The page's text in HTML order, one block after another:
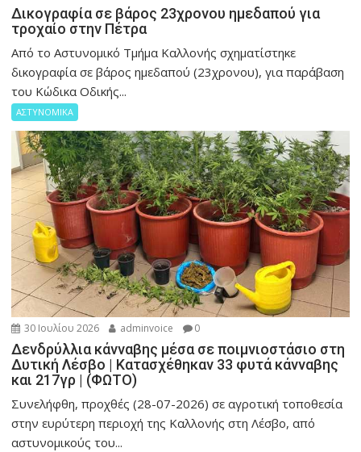
Δικογραφία σε βάρος 23χρονου ημεδαπού για
τροχαίο στην Πέτρα
Από το Αστυνομικό Τμήμα Καλλονής σχηματίστηκε
δικογραφία σε βάρος ημεδαπού (23χρονου), για παράβαση
του Κώδικα Οδικής...
ΑΣΤΥΝΟΜΙΚΑ
30 Ιουλίου 2026 adminvoice 0
Δενδρύλλια κάνναβης μέσα σε ποιμνιοστάσιο στη
Δυτική Λέσβο | Κατασχέθηκαν 33 φυτά κάνναβης
και 217γρ | (ΦΩΤΟ)
Συνελήφθη, προχθές (28-07-2026) σε αγροτική τοποθεσία
στην ευρύτερη περιοχή της Καλλονής στη Λέσβο, από
αστυνομικούς του...